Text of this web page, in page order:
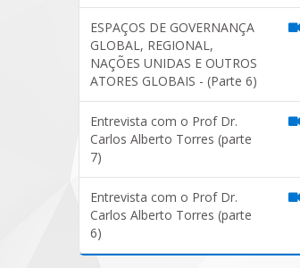
ESPAÇOS DE GOVERNANÇA
GLOBAL, REGIONAL,
NAÇÕES UNIDAS E OUTROS
ATORES GLOBAIS - (Parte 6)
Entrevista com o Prof Dr.
Carlos Alberto Torres (parte
7)
Entrevista com o Prof Dr.
Carlos Alberto Torres (parte
6)